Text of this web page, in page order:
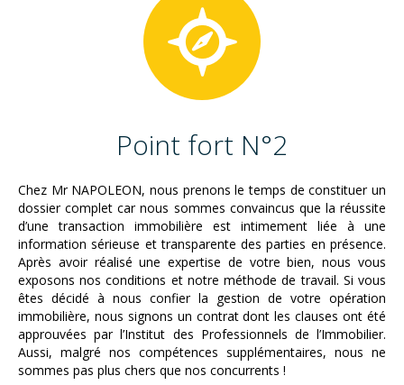
Point fort N°2
Chez Mr NAPOLEON, nous prenons le temps de constituer un
dossier complet car nous sommes convaincus que la réussite
d’une transaction immobilière est intimement liée à une
information sérieuse et transparente des parties en présence.
Après avoir réalisé une expertise de votre bien, nous vous
exposons nos conditions et notre méthode de travail. Si vous
êtes décidé à nous confier la gestion de votre opération
immobilière, nous signons un contrat dont les clauses ont été
approuvées par l’Institut des Professionnels de l’Immobilier.
Aussi, malgré nos compétences supplémentaires, nous ne
sommes pas plus chers que nos concurrents !